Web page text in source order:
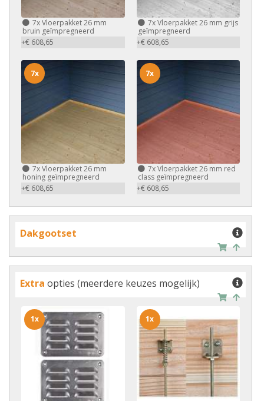
7xVloerpakket 26 mm
bruin geïmpregneerd
+€ 608,65
7xVloerpakket 26 mm grijs
geïmpregneerd
+€ 608,65
7xVloerpakket 26 mm
honing geïmpregneerd
+€ 608,65
7x
7xVloerpakket 26 mm red
class geïmpregneerd
+€ 608,65
7x
Dakgootset
Extra opties (meerdere keuzes mogelijk)
1x 1x